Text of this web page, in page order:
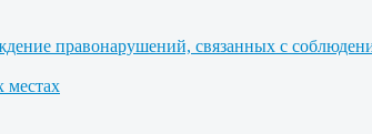
правонарушений, связанных с
местах